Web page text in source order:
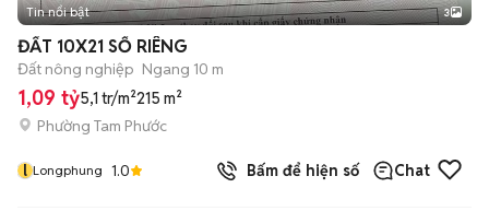
Tin nổi bật 3
ĐẤT 10X21 SỔ RIÊNG
Đất nông nghiệp Ngang 10 m
1,09 tỷ5,1 tr/m²215 m²
Phường Tam Phước
l Longphung 1.0 Bấm để hiện số Chat